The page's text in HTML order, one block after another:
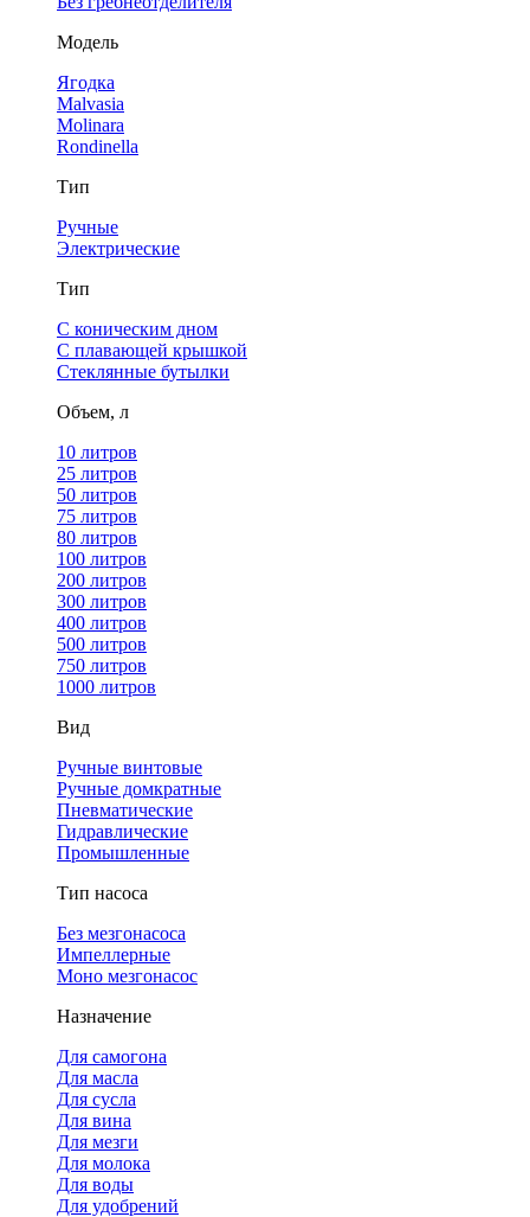
Модель
Ягодка
Malvasia
Molinara
Rondinella
Тип
Ручные
Электрические
Тип
С коническим дном
С плавающей крышкой
Стеклянные бутылки
Объем, л
10 литров
25 литров
50 литров
75 литров
80 литров
100 литров
200 литров
300 литров
400 литров
500 литров
750 литров
1000 литров
Вид
Ручные винтовые
Ручные домкратные
Пневматические
Гидравлические
Промышленные
Тип насоса
Без мезгонасоса
Импеллерные
Моно мезгонасос
Назначение
Для самогона
Для масла
Для сусла
Для вина
Для мезги
Для молока
Для воды
Для удобрений